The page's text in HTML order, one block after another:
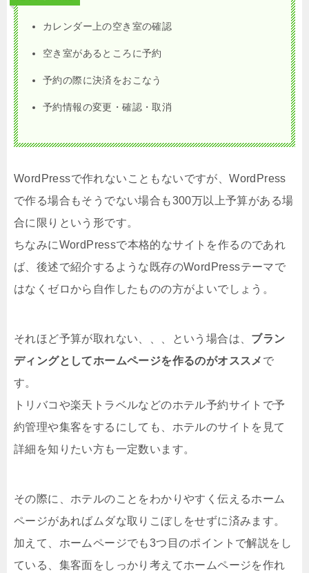
カレンダー上の空き室の確認
空き室があるところに予約
予約の際に決済をおこなう
予約情報の変更・確認・取消
WordPressで作れないこともないですが、WordPress
で作る場合もそうでない場合も300万以上予算がある場
合に限りという形です。
ちなみにWordPressで本格的なサイトを作るのであれ
ば、後述で紹介するような既存のWordPressテーマで
はなくゼロから自作したものの方がよいでしょう。
それほど予算が取れない、、、という場合は、 ブラン
ディングとしてホームページを作るのがオススメ で
す。
トリバコや楽天トラベルなどのホテル予約サイトで予
約管理や集客をするにしても、ホテルのサイトを見て
詳細を知りたい方も一定数います。
その際に、ホテルのことをわかりやすく伝えるホーム
ページがあればムダな取りこぼしをせずに済みます。
加えて、ホームページでも3つ目のポイントで解説をし
ている、集客面をしっかり考えてホームページを作れ